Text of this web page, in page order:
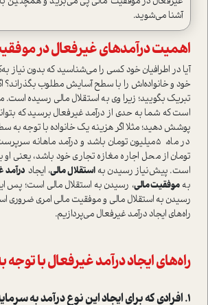
آشنا می‌شوید.
اهمیت در‌آمدهای غیرفعال در
آیا در اطرافیان خود کسی را می‌شناسید که بدون نیاز
خود و خانواده‌اش را با سطح آسایش مطلوب بگذراند؟
تبریک بگویید؛ زیرا وی به ا‌ستقلال مالی رسیده ا‌ست.
ا‌ست که شما به حدی از در‌آمد غیرفعال برسید که
پوشش دهید؛ مثلا اگر هزینه‌ یک خانواده با توجه
تومان از محل اجاره مغازه تجاری خود باشد، یعنی
ا‌ست. پیش‌نیاز رسیدن به ا‌ستقلال مالی، ایجاد در‌آمد
به موفقیت مالی، رسیدن به ا‌ستقلال مالی ا‌ست؛ پس
رسیدن به ا‌ستقلال مالی و موفقیت مالی امری ضروری
راه‌های ایجاد در‌آمد غیرفعال می‌پردازیم.
راه‌های ایجاد در‌آمد غیرفعال با توجه
1. افرادی که برای ایجاد این نوع در‌آمد به سرمایه اولیه دارند: